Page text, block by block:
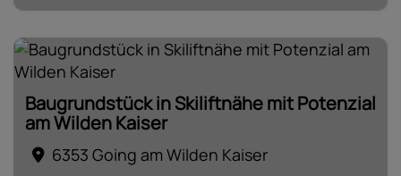
Baugrundstück in Skiliftnähe mit Potenzial
am Wilden Kaiser
6353 Going am Wilden Kaiser